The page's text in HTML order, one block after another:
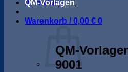
Anmelden
Warenkorb / 0,00 € 0
QM-Vorlagen
QM-
9001